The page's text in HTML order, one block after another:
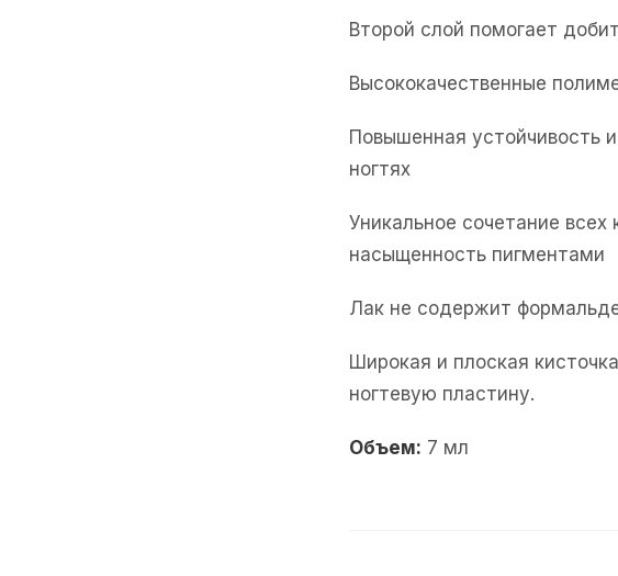
Второй слой помогает
Высококачественные
Повышенная устойчивость
ногтях
Уникальное сочетание
насыщенность пигментами
Лак не содержит
Широкая и плоская
ногтевую пластину.
Объем: 7 мл